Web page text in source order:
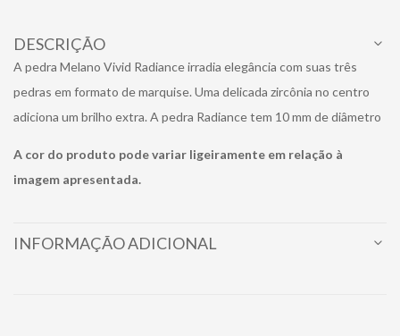
DESCRIÇÃO
A pedra Melano Vivid Radiance irradia elegância com suas três
pedras em formato de marquise. Uma delicada zircônia no centro
adiciona um brilho extra. A pedra Radiance tem 10 mm de diâmetro
A cor do produto pode variar ligeiramente em relação à
imagem apresentada.
INFORMAÇÃO ADICIONAL